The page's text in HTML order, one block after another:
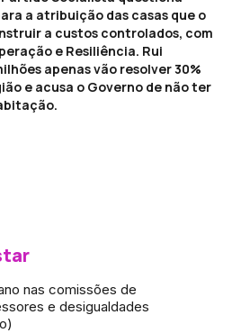
a atribuição das casas que o
a custos controlados, com
e Resiliência. Rui
apenas vão resolver 30%
e acusa o Governo de não ter
nas comissões de
e desigualdades